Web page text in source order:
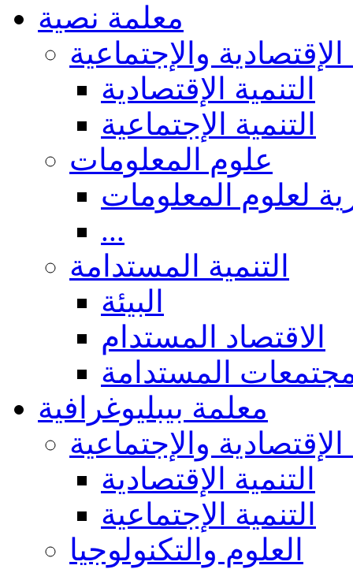
معلمة نصية
الإقتصادية والإجتماعية
التنمية الإقتصادية
التنمية الإجتماعية
علوم المعلومات
لعلوم المعلومات
...
التنمية المستدامة
البيئة
الاقتصاد المستدام
المستدامة
معلمة بيبليوغرافية
الإقتصادية والإجتماعية
التنمية الإقتصادية
التنمية الإجتماعية
العلوم والتكنولوجيا